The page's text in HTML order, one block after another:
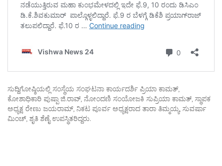
ಸುದ್ದಿಗೋಷ್ಠಿಯಲ್ಲಿ ಸಂಸ್ಥೆಯ ಸಂಘಟನಾ ಕಾರ್ಯದರ್ಶಿ ಪ್ರಿಯಾ ಕಾಮತ್,
ಕೋಶಾಧಿಕಾರಿ ಪುಷ್ಪಾ ಜಿ.ರಾವ್, ನೋಂದಣಿ ಸಂಯೋಜಕಿ ಸುಪ್ರಿಯಾ ಕಾಮತ್, ಸ್ಥಾಪಕ
ಅಧ್ಯಕ್ಷ ರೇಣು ಜಯರಾಮ್, ನಿಕಟ ಪೂರ್ವ ಅಧ್ಯಕ್ಷರಾದ ತಾರಾ ತಿಮ್ಮಯ್ಯ, ಸುವರ್ಷಾ
ಮಿಂಚ್, ಶೃತಿ ಶೆಣೈ ಉಪಸ್ಥಿತರಿದ್ದರು.